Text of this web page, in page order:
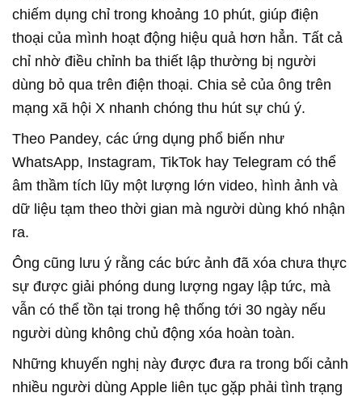
chiếm dụng chỉ trong khoảng 10 phút, giúp điện
thoại của mình hoạt động hiệu quả hơn hẳn. Tất cả
chỉ nhờ điều chỉnh ba thiết lập thường bị người
dùng bỏ qua trên điện thoại. Chia sẻ của ông trên
mạng xã hội X nhanh chóng thu hút sự chú ý.
Theo Pandey, các ứng dụng phổ biến như
WhatsApp, Instagram, TikTok hay Telegram có thể
âm thầm tích lũy một lượng lớn video, hình ảnh và
dữ liệu tạm theo thời gian mà người dùng khó nhận
ra.
Ông cũng lưu ý rằng các bức ảnh đã xóa chưa thực
sự được giải phóng dung lượng ngay lập tức, mà
vẫn có thể tồn tại trong hệ thống tới 30 ngày nếu
người dùng không chủ động xóa hoàn toàn.
Những khuyến nghị này được đưa ra trong bối cảnh
nhiều người dùng Apple liên tục gặp phải tình trạng